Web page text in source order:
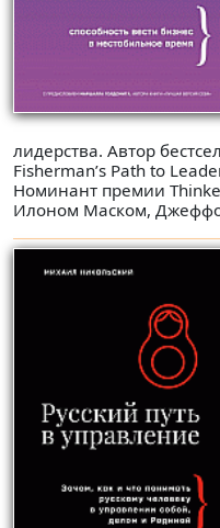
лидерства. Автор
Fisherman’s Path to
Номинант премии
Илоном Маском,